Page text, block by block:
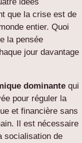
idées
que la crise est de
entier. Quoi
la pensée
jour davantage
dominante qui
pour réguler la
et financière sans
Il est nécessaire
socialisation de